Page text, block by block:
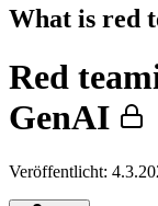
What is red
Red
GenAI
Veröffentlicht: